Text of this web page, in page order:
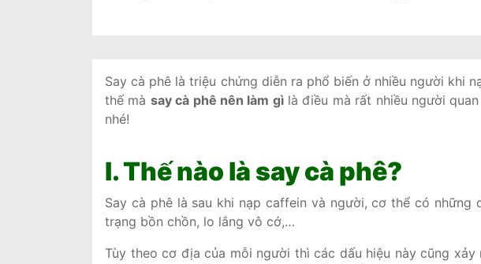
Say cà phê là triệu chứng diễn ra phổ biến ở nhiều người khi
thế mà say cà phê nên làm gìlà điều mà rất nhiều người quan
nhé!
I. Thế nào là say cà phê?
Say cà phê là sau khi nạp caffein và người, cơ thể có
trạng bồn chồn, lo lắng vô cớ,…
Tùy theo cơ địa của mỗi người thì các dấu hiệu này cũng